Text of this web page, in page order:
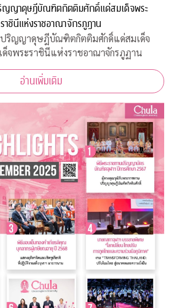
ริญญาดุษฎีบัณฑิตกิตติมศักดิ์แด่สมเด็จพระ
าชินีแห่งราชอาณาจักรภูฏาน
ปริญญาดุษฎีบัณฑิตกิตติมศักดิ์แด่สมเด็จ
จพระราชินีแห่งราชอาณาจักรภูฏาน
อ่านเพิ่มเติม